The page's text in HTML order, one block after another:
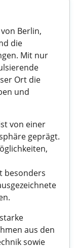
Berlin,
die
Mit nur
Ort die
und
von einer
geprägt.
besonders
aus den
sowie